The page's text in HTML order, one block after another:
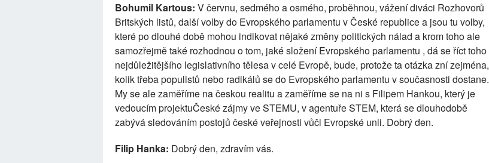
Bohumil Kartous: V červnu, sedmého a osmého, proběhnou, vážení diváci Rozhovorů
Britských listů, další volby do Evropského parlamentu v České republice a jsou tu volby,
které po dlouhé době mohou indikovat nějaké změny politických nálad a krom toho ale
samozřejmě také rozhodnou o tom, jaké složení Evropského parlamentu , dá se říct toho
nejdůležitějšího legislativního tělesa v celé Evropě, bude, protože ta otázka zní zejména,
kolik třeba populistů nebo radikálů se do Evropského parlamentu v současnosti dostane.
My se ale zaměříme na českou realitu a zaměříme se na ni s Filipem Hankou, který je
vedoucím projektuČeské zájmy ve STEMU, v agentuře STEM, která se dlouhodobě
zabývá sledováním postojů české veřejnosti vůči Evropské unii. Dobrý den.
Filip Hanka: Dobrý den, zdravím vás.